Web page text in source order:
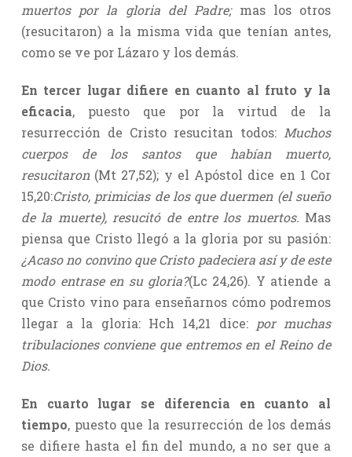
muertos por la gloria del Padre; mas los otros
(resucitaron) a la misma vida que tenían antes,
como se ve por Lázaro y los demás.
En tercer lugar difiere en cuanto al fruto y la
eficacia, puesto que por la virtud de la
resurrección de Cristo resucitan todos: Muchos
cuerpos de los santos que habían muerto,
resucitaron (Mt 27,52); y el Apóstol dice en 1 Cor
15,20:Cristo, primicias de los que duermen (el sueño
de la muerte), resucitó de entre los muertos. Mas
piensa que Cristo llegó a la gloria por su pasión:
¿Acaso no convino que Cristo padeciera así y de este
modo entrase en su gloria?(Lc 24,26). Y atiende a
que Cristo vino para enseñarnos cómo podremos
llegar a la gloria: Hch 14,21 dice: por muchas
tribulaciones conviene que entremos en el Reino de
Dios.
En cuarto lugar se diferencia en cuanto al
tiempo, puesto que la resurrección de los demás
se difiere hasta el fin del mundo, a no ser que a